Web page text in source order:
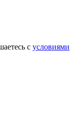
с условиями